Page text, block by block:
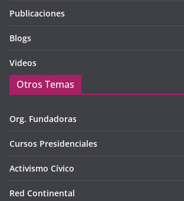
Publicaciones
Blogs
Videos
Otros Temas
Org. Fundadoras
Cursos Presidenciales
Activismo Cívico
Red Continental